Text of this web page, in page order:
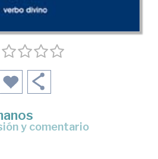
y comentario